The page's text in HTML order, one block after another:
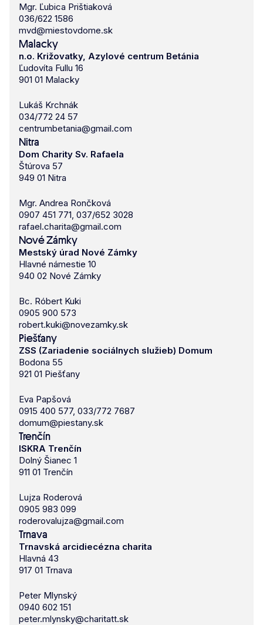
Mgr. Ľubica Prištiaková
036/622 1586
mvd@miestovdome.sk
Malacky
n.o. Križovatky, Azylové centrum Betánia
Ľudovíta Fullu 16
901 01 Malacky
Lukáš Krchnák
034/772 24 57
centrumbetania@gmail.com
Nitra
Dom Charity Sv. Rafaela
Štúrova 57
949 01 Nitra
Mgr. Andrea Rončková
0907 451 771, 037/652 3028
rafael.charita@gmail.com
Nové Zámky
Mestský úrad Nové Zámky
Hlavné námestie 10
940 02 Nové Zámky
Bc. Róbert Kuki
0905 900 573
robert.kuki@novezamky.sk
Piešťany
ZSS (Zariadenie sociálnych služieb) Domum
Bodona 55
921 01 Piešťany
Eva Papšová
0915 400 577, 033/772 7687
domum@piestany.sk
Trenčín
ISKRA Trenčín
Dolný Šianec 1
911 01 Trenčín
Lujza Roderová
0905 983 099
roderovalujza@gmail.com
Trnava
Trnavská arcidiecézna charita
Hlavná 43
917 01 Trnava
Peter Mlynský
0940 602 151
peter.mlynsky@charitatt.sk